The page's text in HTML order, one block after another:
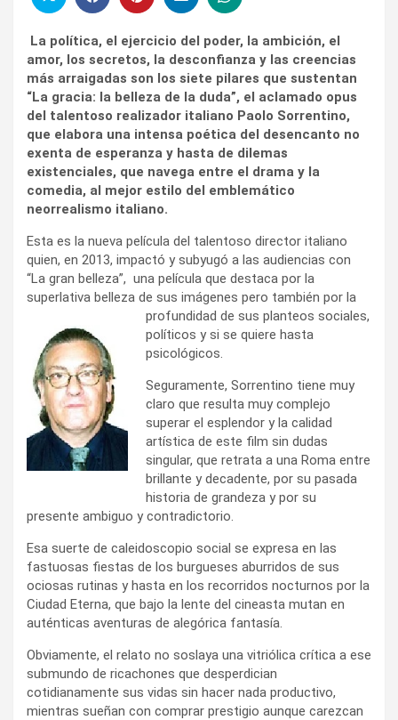
La política, el ejercicio del poder, la ambición, el
amor, los secretos, la desconfianza y las creencias
más arraigadas son los siete pilares que sustentan
“La gracia: la belleza de la duda”, el aclamado opus
del talentoso realizador italiano Paolo Sorrentino,
que elabora una intensa poética del desencanto no
exenta de esperanza y hasta de dilemas
existenciales, que navega entre el drama y la
comedia, al mejor estilo del emblemático
neorrealismo italiano.
Esta es la nueva película del talentoso director italiano
quien, en 2013, impactó y subyugó a las audiencias con
“La gran belleza”, una película que destaca por la
superlativa belleza de sus imágenes pero también por la
profundidad de sus planteos sociales,
políticos y si se quiere hasta
psicológicos.
Seguramente, Sorrentino tiene muy
claro que resulta muy complejo
superar el esplendor y la calidad
artística de este film sin dudas
singular, que retrata a una Roma entre
brillante y decadente, por su pasada
historia de grandeza y por su
presente ambiguo y contradictorio.
Esa suerte de caleidoscopio social se expresa en las
fastuosas fiestas de los burgueses aburridos de sus
ociosas rutinas y hasta en los recorridos nocturnos por la
Ciudad Eterna, que bajo la lente del cineasta mutan en
auténticas aventuras de alegórica fantasía.
Obviamente, el relato no soslaya una vitriólica crítica a ese
submundo de ricachones que desperdician
cotidianamente sus vidas sin hacer nada productivo,
mientras sueñan con comprar prestigio aunque carezcan